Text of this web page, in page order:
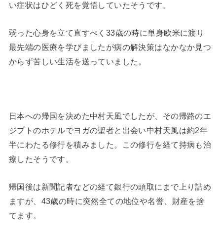
い症状はひどく死を覚悟していたそうです。
弱った心身を立て直すべく33歳の時に単身欧米に渡り
最先端の医療を学びましたが病の解決策はなかなか見つ
からず苦しい生活を送っていました。
日本への帰国を決めた中村天風でしたが、その帰路のエ
ジプトのホテルでヨガの聖者と出会い中村天風は約2年
半にわたる修行を積みました。この修行を経て持病も治
療したそうです。
帰国後は新聞記者などの経て銀行の頭取にまで上り詰め
ますが、43歳の時に突然全ての地位や名誉、財産を捨
てます。